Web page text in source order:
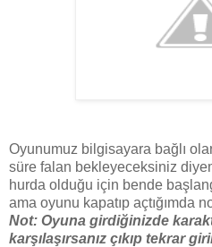
Oyunumuz bilgisayara bağlı
süre falan bekleyeceksiniz
hurda olduğu için bende
ama oyunu kapatıp açtığımda
Not: Oyuna girdiğinizde
karşılaşırsanız çıkıp tekrar